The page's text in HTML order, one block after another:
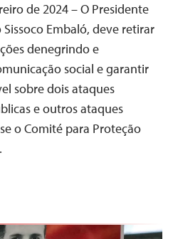
de 2024 – O Presidente
Embaló, deve retirar
denegrindo e
social e garantir
sobre dois ataques
e outros ataques
o Comité para Proteção